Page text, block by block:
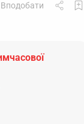
Вподобати